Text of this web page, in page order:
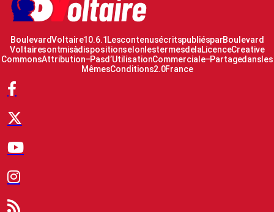
Boulevard Voltaire 10.6.1 Les contenus écrits publiés par Boulevard
Voltaire sont mis à disposition selon les termes de la Licence Creative
Commons Attribution – Pas d’Utilisation Commerciale – Partage dans les
Mêmes Conditions 2.0 France